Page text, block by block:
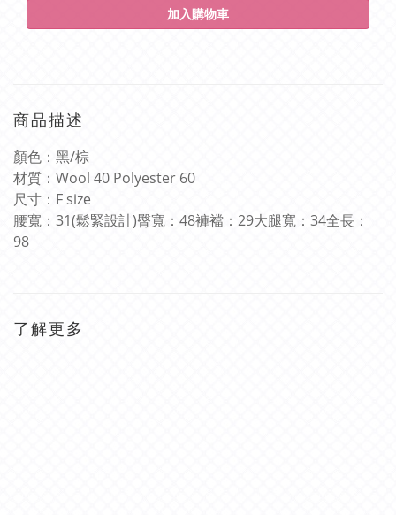
加入購物車
商品描述
顏色：黑/棕
材質： Wool 40 Polyester 60
尺寸： F size
腰寬： 31(鬆緊設計)臀寬： 48褲襠： 29大腿寬： 34全長：
98
了解更多